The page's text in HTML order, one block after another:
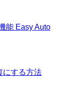
能 Easy Auto
にする方法